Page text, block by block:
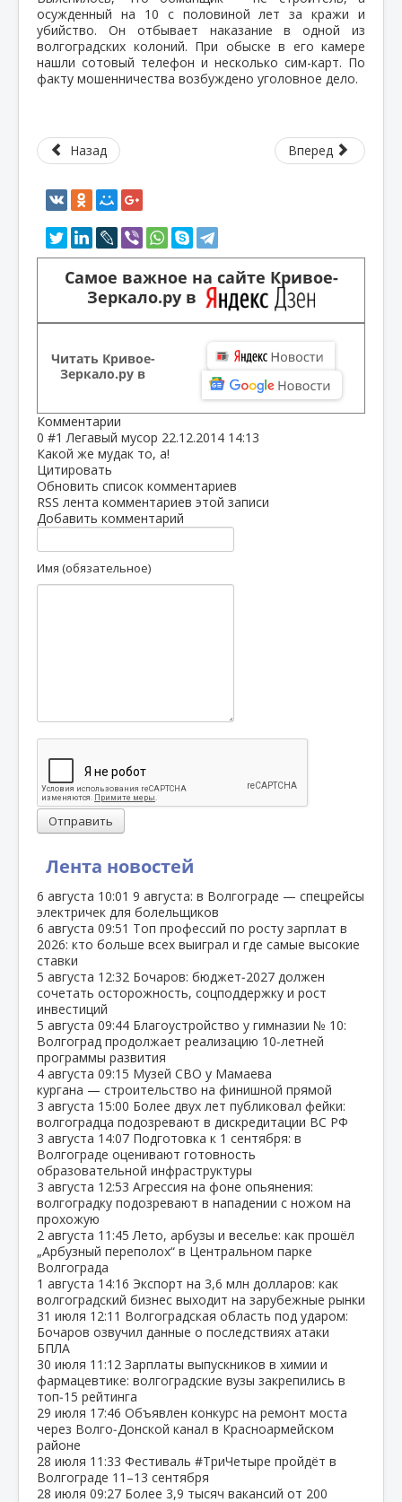
Лента новостей
6 августа 10:01 9 августа: в Волгограде — спецрейсы
электричек для болельщиков
6 августа 09:51 Топ профессий по росту зарплат в
2026: кто больше всех выиграл и где самые высокие
ставки
5 августа 12:32 Бочаров: бюджет‑2027 должен
сочетать осторожность, соцподдержку и рост
инвестиций
5 августа 09:44 Благоустройство у гимназии № 10:
Волгоград продолжает реализацию 10‑летней
программы развития
4 августа 09:15 Музей СВО у Мамаева
кургана — строительство на финишной прямой
3 августа 15:00 Более двух лет публиковал фейки:
волгоградца подозревают в дискредитации ВС РФ
3 августа 14:07 Подготовка к 1 сентября: в
Волгограде оценивают готовность
образовательной инфраструктуры
3 августа 12:53 Агрессия на фоне опьянения:
волгоградку подозревают в нападении с ножом на
прохожую
2 августа 11:45 Лето, арбузы и веселье: как прошёл
„Арбузный переполох“ в Центральном парке
Волгограда
1 августа 14:16 Экспорт на 3,6 млн долларов: как
волгоградский бизнес выходит на зарубежные рынки
31 июля 12:11 Волгоградская область под ударом:
Бочаров озвучил данные о последствиях атаки
БПЛА
30 июля 11:12 Зарплаты выпускников в химии и
фармацевтике: волгоградские вузы закрепились в
топ‑15 рейтинга
29 июля 17:46 Объявлен конкурс на ремонт моста
через Волго‑Донской канал в Красноармейском
районе
28 июля 11:33 Фестиваль #ТриЧетыре пройдёт в
Волгограде 11–13 сентября
28 июля 09:27 Более 3,9 тысяч вакансий от 200
осужденный на 10 с половиной лет за кражи и
убийство. Он отбывает наказание в одной из
волгоградских колоний. При обыске в его камере
нашли сотовый телефон и несколько сим-карт. По
факту мошенничества возбуждено уголовное дело.
Назад Вперед
Самое важное на сайте Кривое-
Зеркало.ру в
Читать Кривое-
Зеркало.ру в
Комментарии
0 #1 Легавый мусор 22.12.2014 14:13
Какой же мудак то, а!
Цитировать
Обновить список комментариев
RSS лента комментариев этой записи
Добавить комментарий
Имя (обязательное)
Отправить